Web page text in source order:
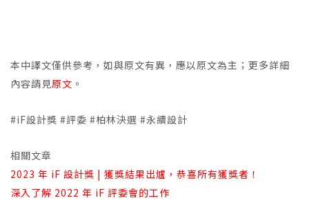
本中譯文僅供參考，如與原文有異，應以原文為主；更多詳細
內容請見原文 。
#iF設計獎 #評委 #柏林決選 #永續設計
相關文章
2023 年 iF 設計獎 | 獲獎結果出爐，恭喜所有獲獎者！
深入了解 2022 年 iF 評委會的工作